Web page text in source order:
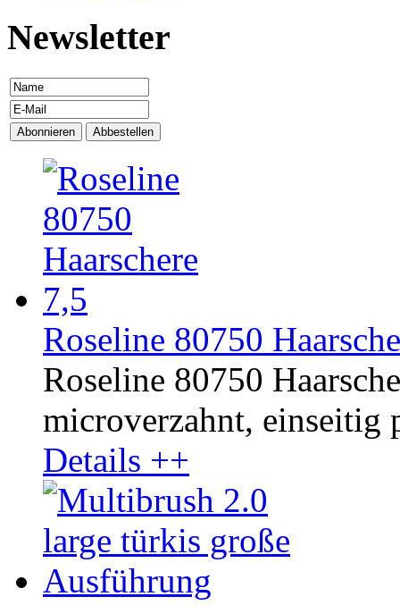
Newsletter
Roseline 80750
Roseline 80750
microverzahnt, einseitig
Details ++